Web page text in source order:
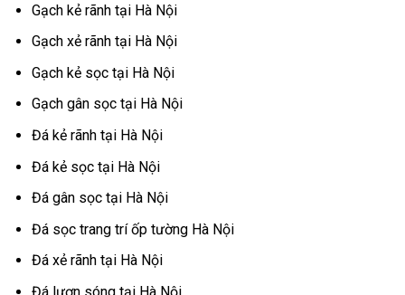
Gạch kẻ rãnh tại Hà Nội
Gạch xẻ rãnh tại Hà Nội
Gạch kẻ sọc tại Hà Nội
Gạch gân sọc tại Hà Nội
Đá kẻ rãnh tại Hà Nội
Đá kẻ sọc tại Hà Nội
Đá gân sọc tại Hà Nội
Đá sọc trang trí ốp tường Hà Nội
Đá xẻ rãnh tại Hà Nội